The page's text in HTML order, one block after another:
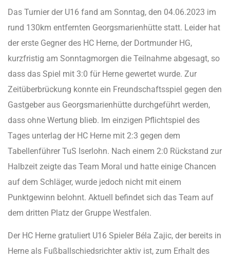
Das Turnier der U16 fand am Sonntag, den 04.06.2023 im
rund 130km entfernten Georgsmarienhütte statt. Leider hat
der erste Gegner des HC Herne, der Dortmunder HG,
kurzfristig am Sonntagmorgen die Teilnahme abgesagt, so
dass das Spiel mit 3:0 für Herne gewertet wurde. Zur
Zeitüberbrückung konnte ein Freundschaftsspiel gegen den
Gastgeber aus Georgsmarienhütte durchgeführt werden,
dass ohne Wertung blieb. Im einzigen Pflichtspiel des
Tages unterlag der HC Herne mit 2:3 gegen dem
Tabellenführer TuS Iserlohn. Nach einem 2:0 Rückstand zur
Halbzeit zeigte das Team Moral und hatte einige Chancen
auf dem Schläger, wurde jedoch nicht mit einem
Punktgewinn belohnt. Aktuell befindet sich das Team auf
dem dritten Platz der Gruppe Westfalen.
Der HC Herne gratuliert U16 Spieler Béla Zajic, der bereits in
Herne als Fußballschiedsrichter aktiv ist, zum Erhalt des